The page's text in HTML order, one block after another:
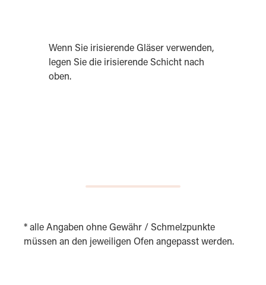
Wenn Sie irisierende Gläser verwenden,
legen Sie die irisierende Schicht nach
oben.
* alle Angaben ohne Gewähr / Schmelzpunkte
müssen an den jeweiligen Ofen angepasst werden.